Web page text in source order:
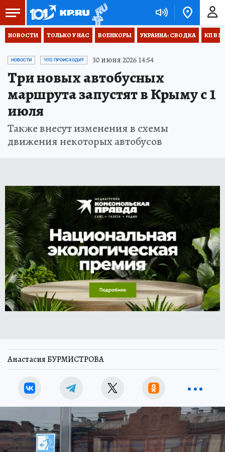
НОВОСТИ ТОЛЬКО У НАС ВОЕНКОРЫ УКРАИНА: СВОДКА КП В
НОВОСТИ ЧТО ПРОИСХОДИТ 30 июня 2026 14:54
Три новых автобусных
маршрута запустят в Крыму с 1
июля
Также внесут изменения в схемы
движения некоторых автобусов
Анастасия БУРМИСТРОВА